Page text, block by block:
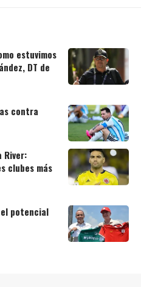
estuvimos
DT de
contra
River:
clubes más
potencial